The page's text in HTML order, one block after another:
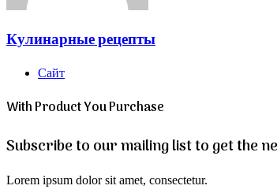
Кулинарные рецепты
Сайт
With Product You Purchase
Subscribe to our mailing list to get the
Lorem ipsum dolor sit amet, consectetur.